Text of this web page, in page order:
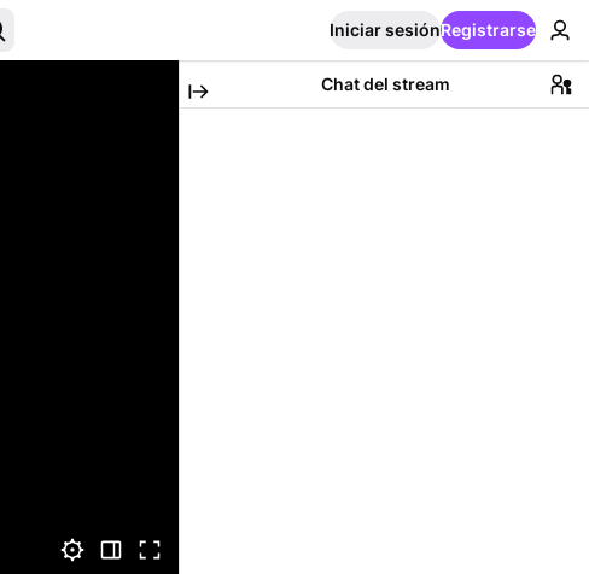
Iniciar sesiónRegistrarse
Chat del stream